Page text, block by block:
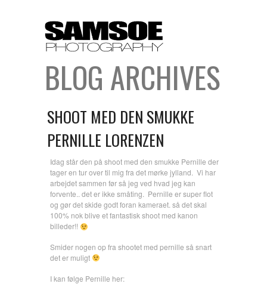
BLOG ARCHIVES
SHOOT MED DEN SMUKKE
PERNILLE LORENZEN
Idag står den på shoot med den smukke Pernille der
tager en tur over til mig fra det mørke jylland. Vi har
arbejdet sammen før så jeg ved hvad jeg kan
forvente.. det er ikke småting. Pernille er super flot
og gør det skide godt foran kameraet. så det skal
100% nok blive et fantastisk shoot med kanon
billeder!!
Smider nogen op fra shootet med pernille så snart
det er muligt
I kan følge Pernille her: